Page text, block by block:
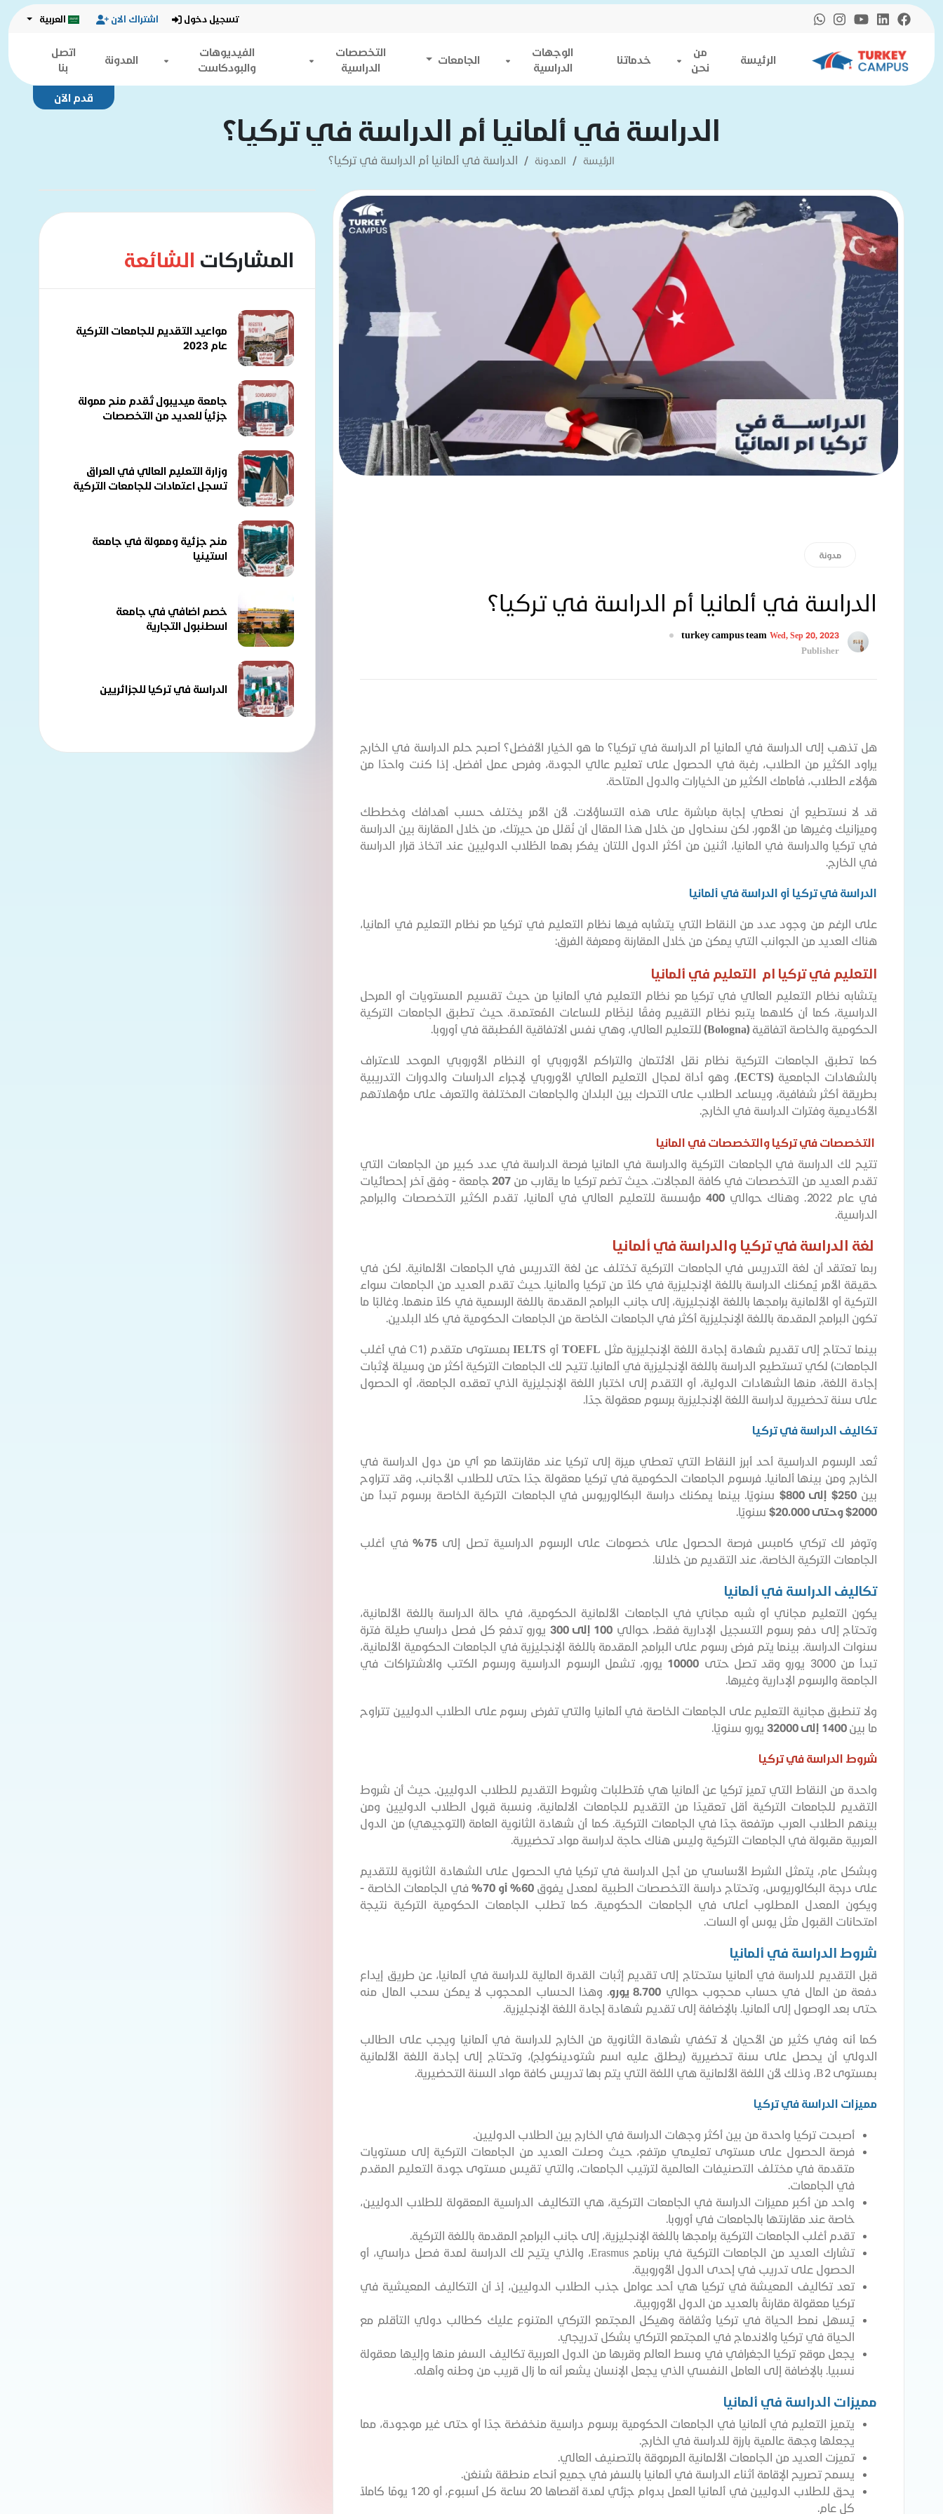
تسجيل دخول اشتراك الان العربية
الرئيسة
من
نحن
خدماتنا
الوجهات
الدراسية
الجامعات
التخصصات
الدراسية
الفيديوهات
والبودكاست
المدونة
اتصل
بنا
قدم الآن
الدراسة في ألمانيا أم الدراسة في تركيا؟
الرئيسة المدونة الدراسة في ألمانيا أم الدراسة في تركيا؟
مدونة
الدراسة في ألمانيا أم الدراسة في تركيا؟
turkey campus team Wed, Sep 20, 2023
Publisher
هل تذهب إلى الدراسة في ألمانيا أم الدراسة في تركيا؟ ما هو الخيار الأفضل؟ أصبح حلم الدراسة في الخارج
يراود الكثير من الطلاب، رغبة في الحصول على تعليم عالي الجودة، وفرص عمل أفضل. إذا كنت واحدًا من
هؤلاء الطلاب، فأمامك الكثير من الخيارات والدول المتاحة.
قد لا نستطيع أن نعطي إجابة مباشرة على هذه التساؤلات. لأن الأمر يختلف حسب أهدافك وخططك
وميزانيك وغيرها من الأمور. لكن سنحاول من خلال هذا المقال أن نُقلل من حيرتك، من خلال المقارنة بين الدراسة
في تركيا والدراسة في المانيا، اثنين من أكثر الدول اللتان يفكر بهما الطُلاب الدوليين عند اتخاذ قرار الدراسة
في الخارج.
الدراسة في تركيا أو الدراسة في ألمانيا
على الرغم من وجود عدد من النقاط التي يتشابه فيها نظام التعليم في تركيا مع نظام التعليم في ألمانيا،
هناك العديد من الجوانب التي يمكن من خلال المقارنة ومعرفة الفرق:
التعليم في تركيا ام التعليم في ألمانيا
يتشابه نظام التعليم العالي في تركيا مع نظام التعليم في ألمانيا من حيث تقسيم المستويات أو المرحل
الدراسية، كما أن كلاهما يتبع نظام التقييم وفقًا لنِظَام للساعات المُعتمدة. حيث تطبق الجامعات التركية
الحكومية والخاصة اتفاقية (Bologna) للتعليم العالي، وهي نفس الاتفاقية المُطبقة في أوروبا.
كما تطبق الجامعات التركية نظام نقل الائتمان والتراكم الأوروبي أو النظام الأوروبي الموحد للاعتراف
بالشهادات الجامعية (ECTS)
، وهو أداة لمجال التعليم العالي الأوروبي لإجراء الدراسات والدورات التدريبية
بطريقة أكثر شفافية، ويساعد الطلاب على التحرك بين البلدان والجامعات المختلفة والتعرف على مؤهلاتهم
الأكاديمية وفترات الدراسة في الخارج.
التخصصات في تركيا والتخصصات في المانيا
تتيح لك الدراسة في الجامعات التركية والدراسة في المانيا فرصة الدراسة في عدد كبير من الجامعات التي
تقدم العديد من التخصصات في كافة المجالات. حيث تضم تركيا ما يقارب من207 جامعة - وفق آخر إحصائيات
في عام 2022. وهناك حوالي
مؤسسة للتعليم العالي في ألمانيا، تقدم الكثير التخصصات والبرامج
الدراسية.
لغة الدراسة في تركيا والدراسة في ألمانيا
ربما تعتقد أن لغة التدريس في الجامعات التركية تختلف عن لغة التدريس في الجامعات الألمانية. لكن في
حقيقة الأمر يُمكنك الدراسة باللغة الإنجليزية في كلاً من تركيا وألمانيا. حيث تقدم العديد من الجامعات سواء
التركية أو الألمانية برامجها باللغة الإنجليزية، إلى جانب البرامج المقدمة باللغة الرسمية في كلاً منهما. وغالبًا ما
تكون البرامج المقدمة باللغة الإنجليزية أكثر في الجامعات الخاصة من الجامعات الحكومية في كلا البلدين.
بينما تحتاج إلى تقديم شهادة إجادة اللغة الإنجليزية مثل TOEFL أو IELTS
بمستوى متقدم (C1 في أغلب
الجامعات) لكي تستطيع الدراسة باللغة الإنجليزية في ألمانيا. تتيح لك الجامعات التركية أكثر من وسيلة لإثبات
إجادة اللغة، منها الشهادات الدولية، أو التقدم إلى اختبار اللغة الإنجليزية الذي تعقده الجامعة، أو الحصول
على سنة تحضيرية لدراسة اللغة الإنجليزية برسوم معقولة جدًا.
تكاليف الدراسة في تركيا
تُعد الرسوم الدراسية أحد أبرز النقاط التي تعطي ميزة إلى تركيا عند مقارنتها مع أي من دول الدراسة في
الخارج ومن بينها ألمانيا. فرسوم الجامعات الحكومية في تركيا معقولة جدًا حتى للطلاب الأجانب، وقد تتراوح
بين250$ إلى 800$
سنويًا. بينما يمكنك دراسة البكالوريوس في الجامعات التركية الخاصة برسوم تبدأ من
2000$ وحتى 20.000$
سنويًا.
وتوفر لك تركي كامبس فرصة الحصول على خصومات على الرسوم الدراسية تصل إلى75%
في أغلب
الجامعات التركية الخاصة، عند التقديم من خلالنا.
تكاليف الدراسة في ألمانيا
يكون التعليم مجاني أو شبه مجاني في الجامعات الألمانية الحكومية، في حالة الدراسة باللغة الألمانية،
وتحتاج إلى دفع رسوم التسجيل الإدارية فقط، حوالي 100 إلى 300
يورو تدفع كل فصل دراسي طيلة فترة
سنوات الدراسة. بينما يتم فرض رسوم على البرامج المقدمة باللغة الإنجليزية في الجامعات الحكومية الألمانية،
تبدأ من 3000 يورو وقد تصل حتى
10000 يورو، تشمل الرسوم الدراسية ورسوم الكتب والاشتراكات في
الجامعة والرسوم الإدارية وغيرها.
ولا تنطبق مجانية التعليم على الجامعات الخاصة في ألمانيا والتي تفرض رسوم على الطلاب الدوليين تتراوح
ما بين
يورو سنويًا.
شروط الدراسة في تركيا
واحدة من النقاط التي تميز تركيا عن ألمانيا هي مُتطلبات وشروط التقديم للطلاب الدوليين. حيث أن شروط
التقديم للجامعات التركية أقل تعقيدًا من التقديم للجامعات الالمانية، ونسبة قبول الطلاب الدوليين ومن
بينهم الطلاب العرب مرتفعة جدًا في الجامعات التركية. كما أن شهادة الثانوية العامة (التوجيهي) من الدول
العربية مقبولة في الجامعات التركية وليس هناك حاجة لدراسة مواد تحضيرية.
وبشكل عام، يتمثل الشرط الأساسي من أجل الدراسة في تركيا في الحصول على الشهادة الثانوية للتقديم
على درجة البكالوريوس، وتحتاج دراسة التخصصات الطبية لمعدل يفوق
في الجامعات الخاصة -
ويكون المعدل المطلوب أعلى في الجامعات الحكومية. كما تطلب الجامعات الحكومية التركية نتيجة
امتحانات القبول مثل يوس أو السات.
شروط الدراسة في ألمانيا
قبل التقديم للدراسة في ألمانيا ستحتاج إلى تقديم إثبات القدرة المالية للدراسة في ألمانيا، عن طريق إيداع
دفعة من المال في حساب محجوب حوالي 8.700 يورو
. وهذا الحساب المحجوب لا يمكن سحب المال منه
حتى بعد الوصول إلى ألمانيا. بالإضافة إلى تقديم شهادة إجادة اللغة الإنجليزية.
كما أنه وفي كثير من الأحيان لا تكفي شهادة الثانوية من الخارج للدراسة في ألمانيا ويجب على الطالب
الدولي أن يحصل على سنة تحضيرية (يطلق عليه اسم شتودينكولِج)، وتحتاج إلى إجادة اللغة الألمانية
بمستوى B2، وذلك لأن اللغة الألمانية هي اللغة التي يتم بها تدريس كافة مواد السنة التحضيرية.
مميزات الدراسة في تركيا
أصبحت تركيا واحدة من بين أكثر وجهات الدراسة في الخارج بين الطلاب الدوليين.
فرصة الحصول على مستوى تعليمي مرتفع، حيث وصلت العديد من الجامعات التركية إلى مستويات
متقدمة في مختلف التصنيفات العالمية لترتيب الجامعات، والتي تقيس مستوى جودة التعليم المقدم
في الجامعات.
واحد من أكبر مميزات الدراسة في الجامعات التركية، هي التكاليف الدراسية المعقولة للطلاب الدوليين،
خاصة عند مقارنتها بالجامعات في أوروبا.
تقدم أغلب الجامعات التركية برامجها باللغة الإنجليزية، إلى جانب البرامج المقدمة باللغة التركية.
تشارك العديد من الجامعات التركية في برنامج Erasmus، والذي يتيح لك الدراسة لمدة فصل دراسي، أو
الحصول على تدريب في إحدى الدول الأوروبية.
تعد تكاليف المعيشة في تركيا هي أحد عوامل جذب الطلاب الدوليين، إذ أن التكاليف المعيشية في
تركيا معقولة مقارنةً بالعديد من الدول الأوروبية.
يًسهل نمط الحياة في تركيا وثقافة وهيكل المجتمع التركي المتنوع عليك كطالب دولي التأقلم مع
الحياة في تركيا والاندماج في المجتمع التركي بشكل تدريجي.
يجعل موقع تركيا الجغرافي في وسط العالم وقربها من الدول العربية تكاليف السفر منها وإليها معقولة
نسبيا. بالإضافة إلى العامل النفسي الذي يجعل الإنسان يشعر أنه ما زال قريب من وطنه وأهله.
مميزات الدراسة في ألمانيا
يتميز التعليم في ألمانيا في الجامعات الحكومية برسوم دراسية منخفضة جدًا أو حتى غير موجودة، مما
يجعلها وجهة عالمية بارزة للدراسة في الخارج.
تميزت العديد من الجامعات الألمانية المرموقة بالتصنيف العالي.
يسمح تصريح الإقامة أثناء الدراسة في ألمانيا بالسفر في جميع أنحاء منطقة شنغن.
يحق للطلاب الدوليين في ألمانيا العمل بدوام جزئي لمدة أقصاها 20 ساعة كل أسبوع، أو 120 يومًا كاملاً
كل عام.
المشاركات الشائعة
مواعيد التقديم للجامعات التركية
عام 2023
جامعة ميديبول تٌقدم منح ممولة
جزئياُ للعديد من التخصصات
وزارة التعليم العالي في العراق
تسجل اعتمادات للجامعات التركية
منح جزئية وممولة في جامعة
استينيا
خصم اضافي في جامعة
اسطنبول التجارية
الدراسة في تركيا للجزائريين